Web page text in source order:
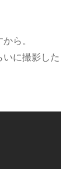
ら。
に撮影した